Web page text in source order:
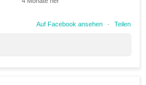
Auf Facebook ansehen · Teilen